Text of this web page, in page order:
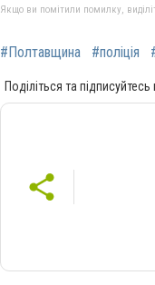
Якщо ви помітили помилку,
#Полтавщина #поліція
Поділіться та